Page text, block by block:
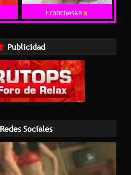
Publicidad
Francheska
Redes Sociales